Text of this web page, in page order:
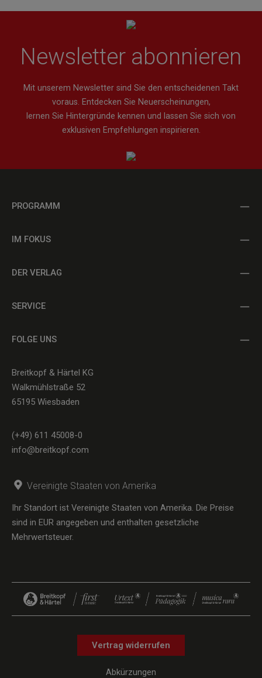
Newsletter abonnieren
Mit unserem Newsletter sind Sie den entscheidenen Takt
voraus. Entdecken Sie Neuerscheinungen,
lernen Sie Hintergründe kennen und lassen Sie sich von
exklusiven Empfehlungen inspirieren.
PROGRAMM
IM FOKUS
DER VERLAG
SERVICE
FOLGE UNS
Breitkopf & Härtel KG
Walkmühlstraße 52
65195 Wiesbaden
(+49) 611 45008-0
info@breitkopf.com
Vereinigte Staaten von Amerika
Ihr Standort ist Vereinigte Staaten von Amerika. Die Preise
sind in EUR angegeben und enthalten gesetzliche
Mehrwertsteuer.
Vertrag widerrufen
Abkürzungen